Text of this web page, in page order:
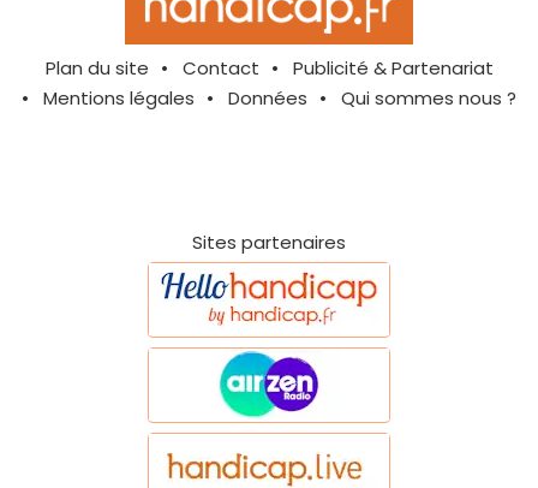
Plan du site Contact
Publicité & Partenariat
Mentions légales
Données Qui sommes nous ?
Sites partenaires